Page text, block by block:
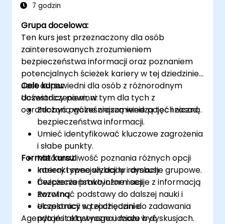
7 godzin
Grupa docelowa:
Ten kurs jest przeznaczony dla osób
zainteresowanych zrozumieniem
bezpieczeństwa informacji oraz poznaniem
potencjalnych ścieżek kariery w tej dziedzinie.
Jest odpowiedni dla osób z różnorodnym
doświadczeniem, w tym dla tych z
ograniczoną wcześniejszą wiedzą techniczną.
Cele kursu:
Uczestnicy powinni:
Zdobyć ogólne zrozumienie pojęć i zasad
bezpieczeństwa informacji.
Umieć identyfikować kluczowe zagrożenia
i słabe punkty.
Mieć możliwość poznania różnych opcji
kariery i specjalizacji w ramach
bezpieczeństwa informacji.
Rozwinąć podstawy do dalszej nauki i
eksploracji w tej dziedzinie.
Format kursu:
Interaktywne wykłady i dyskusje grupowe.
Ćwiczenia praktyczne i sesje z informacją
zwrotną.
Uczestnicy są zachęcani do zadawania
pytań i aktywnego udziału w dyskusjach.
Agenda jest elastyczna i może być